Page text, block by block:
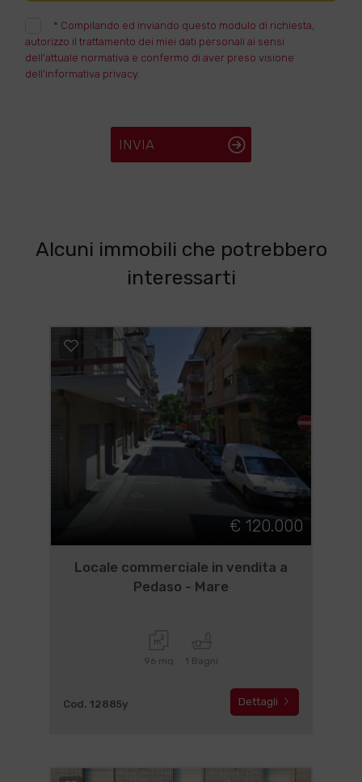
* Compilando ed inviando questo modulo di richiesta,
autorizzo il trattamento dei miei dati personali ai sensi
dell'attuale normativa e confermo di aver preso visione
dell'informativa privacy.
INVIA
Alcuni immobili che potrebbero
interessarti
€ 120.000
Locale commerciale in vendita a
Pedaso - Mare
96 mq 1 Bagni
Cod. 12885y Dettagli